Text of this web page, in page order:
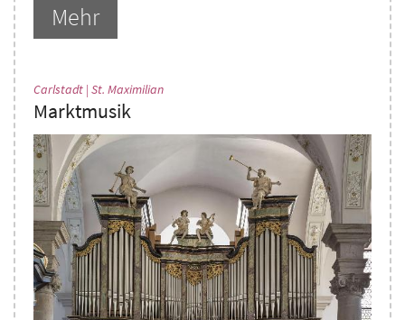
Mehr
Carlstadt | St. Maximilian:
Marktmusik